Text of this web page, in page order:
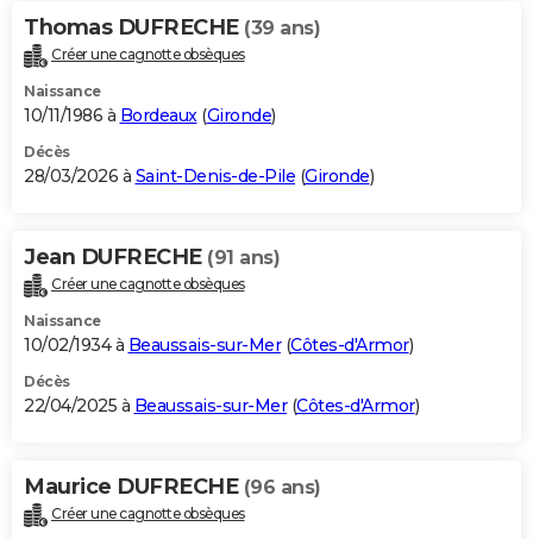
Alimentation
Guide de la santé
Maladies
Médicaments
Sommeil
VOYAGE
Destinations
City break
Voyage nature
Voyage de noces
Forum
Climat
+PHOTO
GUIDES D'ACHAT
BONS PLANS
Carte de Noël
Carte Bonne année
Carte Saint-Valentin
Carte Pâques
Carte d'anniversaire
DICTIONNAIRE
Dictionnaire
Biographies
Citations
Expressions
Proverbes
PROGRAMME TV
S'inscrire
Se connecter
Lycées
Collèges
Primaires
Universités
Entreprises
Service militaire
Avis de recherche
AVIS DE DÉCÈS
Bricolage
Lifestyle
Culture
Sport
Auto
Television
Voyage
Cinema
Thomas DUFRECHE (39 ans)
Créer une cagnotte obsèques
Naissance
10/11/1986 à Bordeaux(Gironde)
Décès
28/03/2026 à Saint-Denis-de-Pile (Gironde)
Jean DUFRECHE (91 ans)
Créer une cagnotte obsèques
Naissance
10/02/1934 à Beaussais-sur-Mer(Côtes-d'Armor)
Décès
22/04/2025 à Beaussais-sur-Mer(Côtes-d'Armor)
Maurice DUFRECHE (96 ans)
Créer une cagnotte obsèques